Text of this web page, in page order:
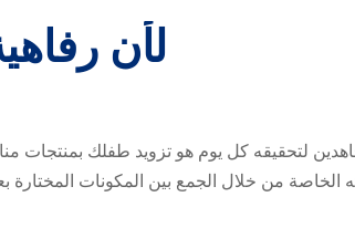
لأن
لتحقيقه كل يوم هو تزويد طفلك بمنتجات
الخاصة من خلال الجمع بين المكونات المختارة